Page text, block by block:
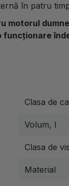
în patru
motorul
Clasa de
Volum, l
Clasa de
Material